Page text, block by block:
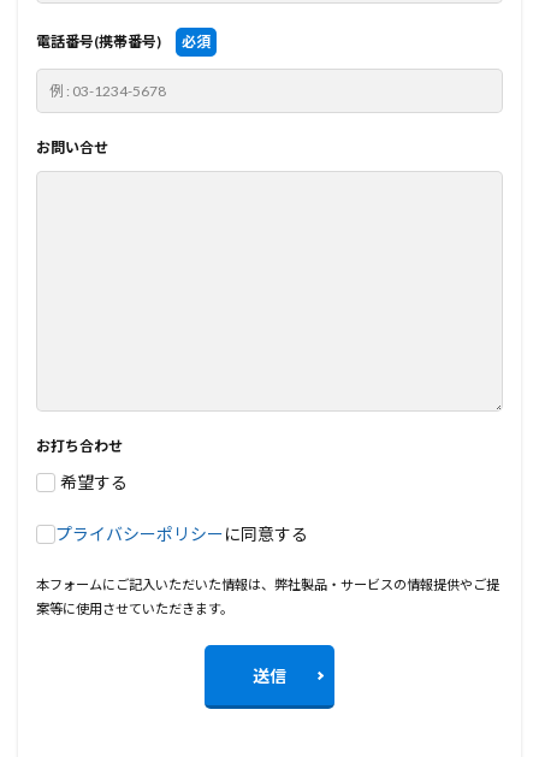
電話番号(携帯番号) 必須
お問い合せ
お打ち合わせ
希望する
プライバシーポリシーに同意する
本フォームにご記入いただいた情報は、弊社製品・サービスの情報提供やご提
案等に使用させていただきます。
送信